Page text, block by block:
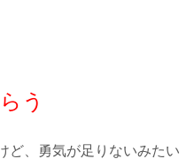
う
ど、勇気が足りないみたい